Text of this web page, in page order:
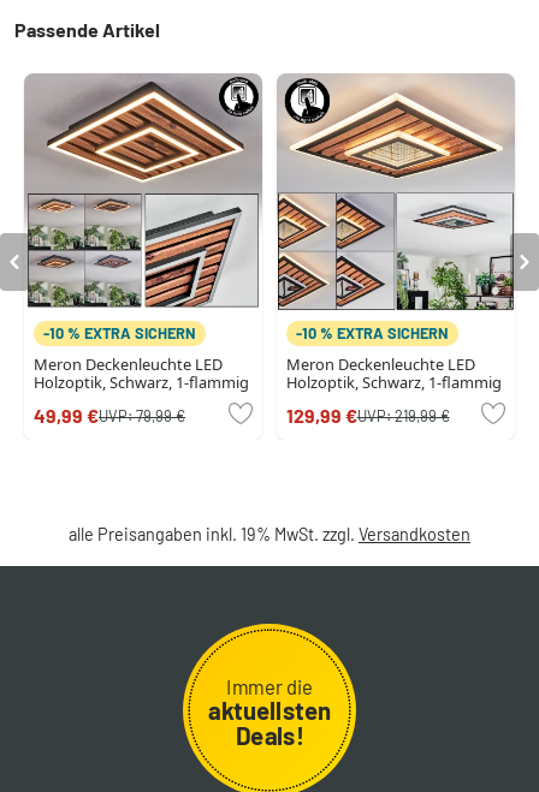
Passende Artikel
-10 % EXTRA SICHERN
Meron Deckenleuchte LED
Holzoptik, Schwarz, 1-flammig
49,99 €UVP:79,99 €
-10 % EXTRA SICHERN
Meron Deckenleuchte LED
Holzoptik, Schwarz, 1-flammig
129,99 €UVP:219,99 €
alle Preisangaben inkl. 19% MwSt. zzgl. Versandkosten
Immer die
aktuellsten
Deals!